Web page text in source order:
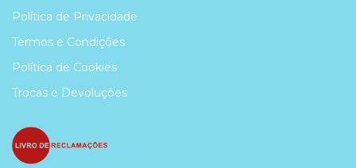
Política de Privacidade
Termos e Condições
Política de Cookies
Trocas e Devoluções